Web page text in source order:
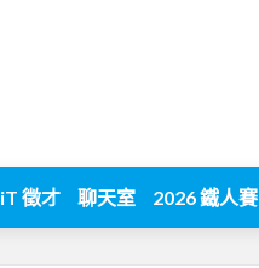
iT 徵才 聊天室 2026 鐵人賽